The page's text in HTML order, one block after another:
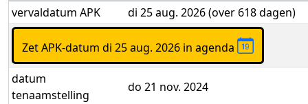
vervaldatum APK
di 25 aug. 2026 (over 618 dagen)
Zet APK-datum di 25 aug. 2026 in agenda
datum
tenaamstelling
do 21 nov. 2024